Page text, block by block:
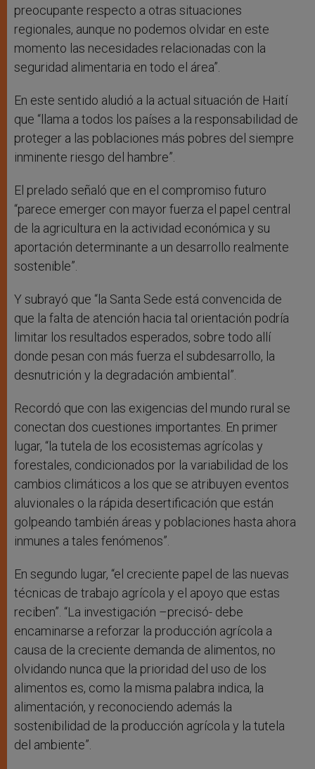
preocupante respecto a otras situaciones
regionales, aunque no podemos olvidar en este
momento las necesidades relacionadas con la
seguridad alimentaria en todo el área”.
En este sentido aludió a la actual situación de Haití
que “llama a todos los países a la responsabilidad de
proteger a las poblaciones más pobres del siempre
inminente riesgo del hambre”.
El prelado señaló que en el compromiso futuro
“parece emerger con mayor fuerza el papel central
de la agricultura en la actividad económica y su
aportación determinante a un desarrollo realmente
sostenible”.
Y subrayó que “la Santa Sede está convencida de
que la falta de atención hacia tal orientación podría
limitar los resultados esperados, sobre todo allí
donde pesan con más fuerza el subdesarrollo, la
desnutrición y la degradación ambiental”.
Recordó que con las exigencias del mundo rural se
conectan dos cuestiones importantes. En primer
lugar, “la tutela de los ecosistemas agrícolas y
forestales, condicionados por la variabilidad de los
cambios climáticos a los que se atribuyen eventos
aluvionales o la rápida desertificación que están
golpeando también áreas y poblaciones hasta ahora
inmunes a tales fenómenos”.
En segundo lugar, “el creciente papel de las nuevas
técnicas de trabajo agrícola y el apoyo que estas
reciben”. “La investigación –precisó- debe
encaminarse a reforzar la producción agrícola a
causa de la creciente demanda de alimentos, no
olvidando nunca que la prioridad del uso de los
alimentos es, como la misma palabra indica, la
alimentación, y reconociendo además la
sostenibilidad de la producción agrícola y la tutela
del ambiente”.